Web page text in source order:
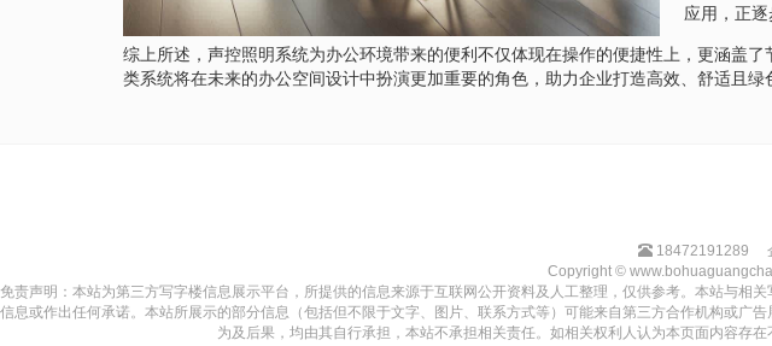
应用，正逐
综上所述，声控照明系统为办公环境带来的便利不仅体现在操作的便捷性上，更涵盖
类系统将在未来的办公空间设计中扮演更加重要的角色，助力企业打造高效、舒适且绿
18472191289
Copyright ©
免责声明：本站为第三方写字楼信息展示平台，所提供的信息来源于互联网公开资料及人工整理，仅供参考。本站与
信息或作出任何承诺。本站所展示的部分信息（包括但不限于文字、图片、联系方式等）可能来自第三方合作机构或
为及后果，均由其自行承担，本站不承担相关责任。如相关权利人认为本页面内容存